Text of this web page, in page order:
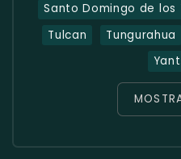
Santo Domingo de los
Tulcan
Tungurahua